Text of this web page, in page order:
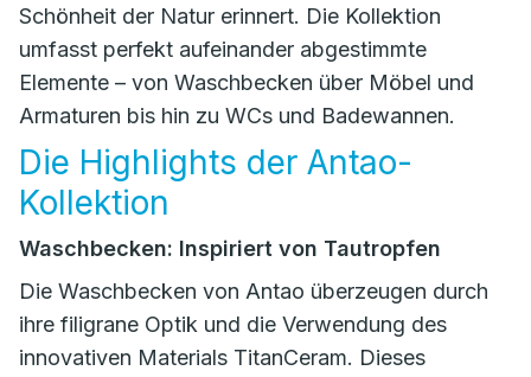
Schönheit der Natur erinnert. Die Kollektion
umfasst perfekt aufeinander abgestimmte
Elemente – von Waschbecken über Möbel und
Armaturen bis hin zu WCs und Badewannen.
Die Highlights der Antao-
Kollektion
Waschbecken: Inspiriert von Tautropfen
Die Waschbecken von Antao überzeugen durch
ihre filigrane Optik und die Verwendung des
innovativen Materials TitanCeram. Dieses